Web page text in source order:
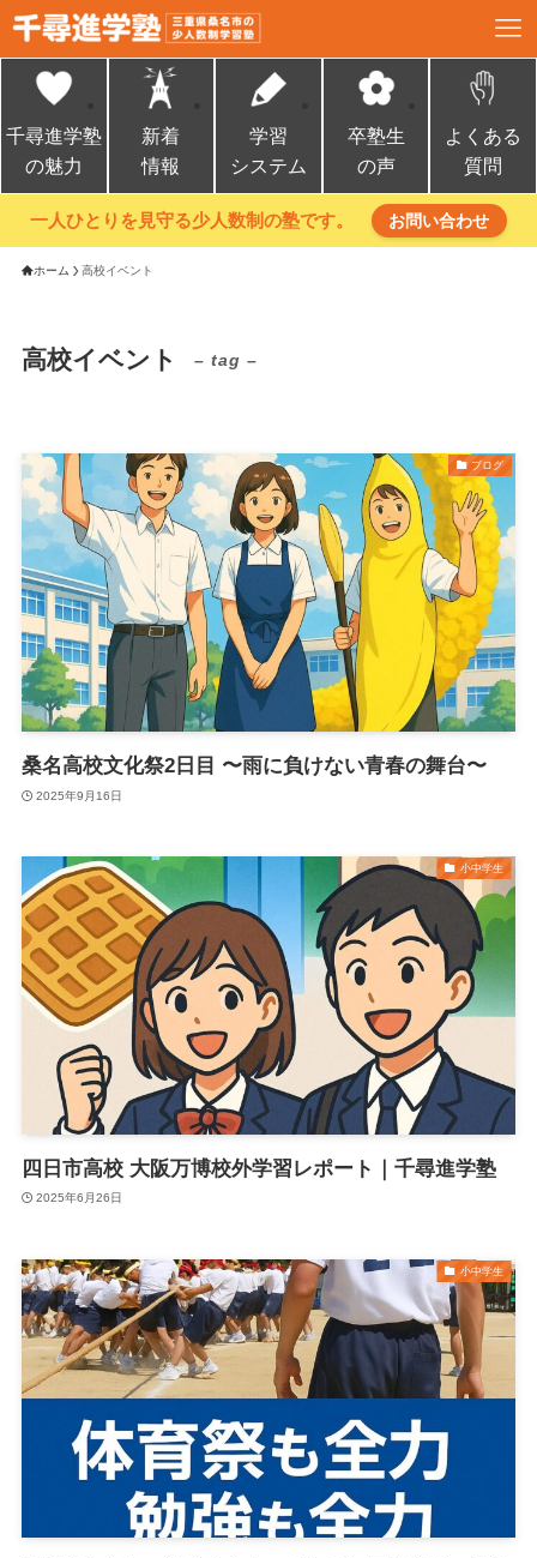
千尋進学塾
の魅力
新着
情報
学習
システム
卒塾生
の声
よくある
質問
一人ひとりを見守る少人数制の塾です。 お問い合わせ
ホーム 高校イベント
高校イベント – tag –
ブログ
桑名高校文化祭2日目 〜雨に負けない青春の舞台〜
2025年9月16日
小中学生
四日市高校 大阪万博校外学習レポート｜千尋進学塾
2025年6月26日
小中学生